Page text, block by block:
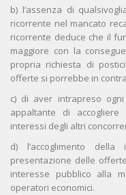
b) l’assenza di
ricorrente nel mancato
ricorrente deduce che il
maggiore con la
propria richiesta di
offerte si porrebbe in
c) di aver intrapreso
appaltante di
interessi degli altri
d) l’accoglimento
presentazione delle
interesse pubblico alla
operatori economici.